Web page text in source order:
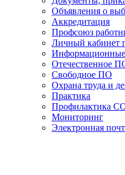
Объявления о
Аккредитация
Профсоюз
Личный кабинет
Отечественное
Свободное ПО
Охрана труда и
Практика
Профилактика
Мониторинг
Электронная